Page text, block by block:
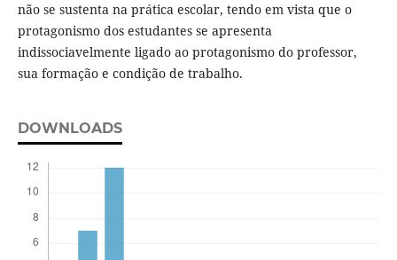
não se sustenta na prática escolar, tendo em vista que o
protagonismo dos estudantes se apresenta
indissociavelmente ligado ao protagonismo do professor,
sua formação e condição de trabalho.
DOWNLOADS